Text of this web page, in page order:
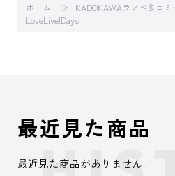
ホーム
KADOKAWAラノベ＆コ
LoveLive!Days
最近見た商品
最近見た商品がありません。